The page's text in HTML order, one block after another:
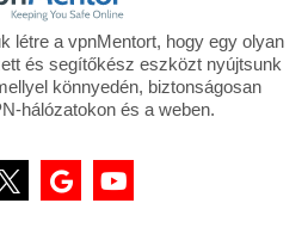
létre a vpnMentort, hogy egy olyan
és segítőkész eszközt nyújtsunk
könnyedén, biztonságosan
hálózatokon és a weben.